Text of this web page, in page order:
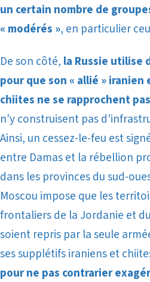
un certain nombre de
« modérés », en particulier
De son côté, la Russie utilise
pour que son « allié »
chiites ne se rapprochent
n’y construisent pas
Ainsi, un cessez-le-feu est
entre Damas et la rébellion
dans les provinces du sud-
Moscou impose que les
frontaliers de la Jordanie et
soient repris par la seule
ses supplétifs iraniens et
pour ne pas contrarier